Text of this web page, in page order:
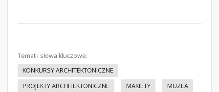
Temat i słowa kluczowe:
KONKURSY ARCHITEKTONICZNE
PROJEKTY ARCHITEKTONICZNE
MAKIETY
MUZEA